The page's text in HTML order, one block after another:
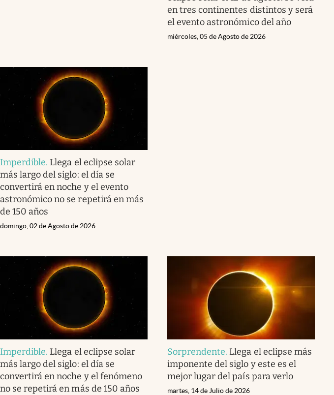
en tres continentes distintos y será
el evento astronómico del año
miércoles, 05 de Agosto de 2026
Imperdible. Llega el eclipse solar
más largo del siglo: el día se
convertirá en noche y el evento
astronómico no se repetirá en más
de 150 años
domingo, 02 de Agosto de 2026
Imperdible. Llega el eclipse solar
más largo del siglo: el día se
convertirá en noche y el fenómeno
no se repetirá en más de 150 años
Sorprendente. Llega el eclipse más
imponente del siglo y este es el
mejor lugar del país para verlo
martes, 14 de Julio de 2026